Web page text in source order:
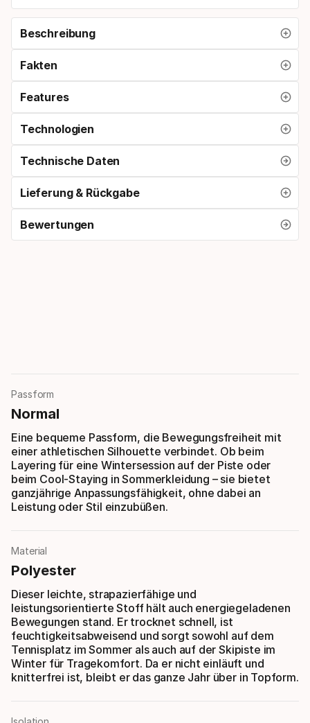
Beschreibung
Fakten
Features
Technologien
Technische Daten
Lieferung & Rückgabe
Bewertungen
Passform
Normal
Eine bequeme Passform, die Bewegungsfreiheit mit
einer athletischen Silhouette verbindet. Ob beim
Layering für eine Wintersession auf der Piste oder
beim Cool-Staying in Sommerkleidung – sie bietet
ganzjährige Anpassungsfähigkeit, ohne dabei an
Leistung oder Stil einzubüßen.
Material
Polyester
Dieser leichte, strapazierfähige und
leistungsorientierte Stoff hält auch energiegeladenen
Bewegungen stand. Er trocknet schnell, ist
feuchtigkeitsabweisend und sorgt sowohl auf dem
Tennisplatz im Sommer als auch auf der Skipiste im
Winter für Tragekomfort. Da er nicht einläuft und
knitterfrei ist, bleibt er das ganze Jahr über in Topform.